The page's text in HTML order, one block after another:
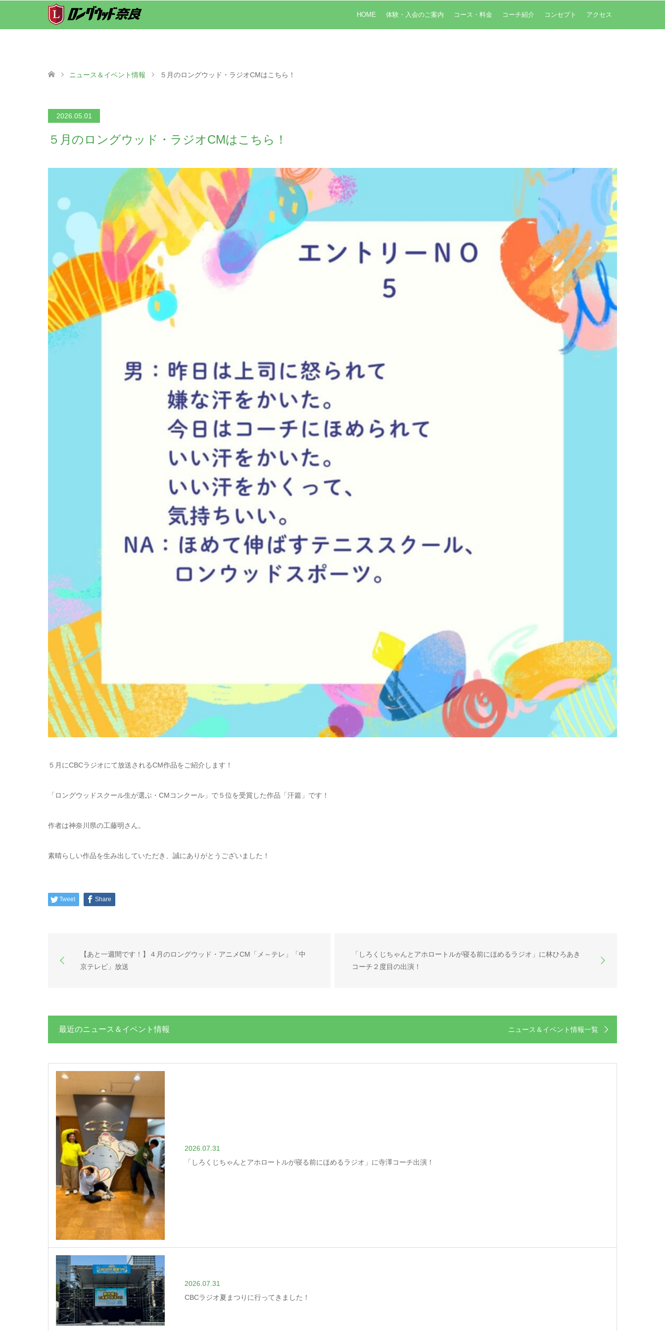
HOME 体験・入会のご案内 コース・料金 コーチ紹介 コンセプト アクセス
ニュース＆イベント情報 ５月のロングウッド・ラジオCMはこちら！
2026.05.01
５月のロングウッド・ラジオCMはこちら！
５月にCBCラジオにて放送されるCM作品をご紹介します！
「ロングウッドスクール生が選ぶ・CMコンクール」で５位を受賞した作品「汗篇」です！
作者は神奈川県の工藤明さん。
素晴らしい作品を生み出していただき、誠にありがとうございました！
Tweet Share
【あと一週間です！】４月のロングウッド・アニメCM「メ～テレ」「中
京テレビ」放送
「しろくじちゃんとアホロートルが寝る前にほめるラジオ」に林ひろあき
コーチ２度目の出演！
最近のニュース＆イベント情報 ニュース＆イベント情報一覧
2026.07.31
「しろくじちゃんとアホロートルが寝る前にほめるラジオ」に寺澤コーチ出演！
2026.07.31
CBCラジオ夏まつりに行ってきました！